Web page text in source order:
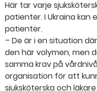
Här tar varje
patienter. I Ukraina kan
patienter.
– De är i en situation
den här volymen, men
samma krav på
organisation för att
sjuksköterska och